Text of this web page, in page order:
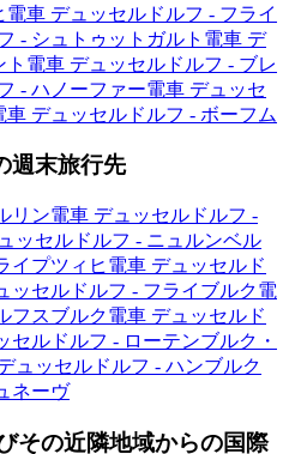
電車 デュッセルドルフ - フライ
- シュトゥットガルト 電車 デ
電車 デュッセルドルフ - ブレ
- ハノーファー電車 デュッセ
車 デュッセルドルフ - ボーフム
週末旅行先
リン電車 デュッセルドルフ -
ッセルドルフ - ニュルンベル
イプツィヒ 電車 デュッセルド
ッセルドルフ - フライブルク電
フスブルク電車 デュッセルド
セルドルフ - ローテンブルク・
ュッセルドルフ - ハンブルク
ネーヴ
その近隣地域からの国際